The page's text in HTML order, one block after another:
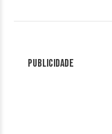
Publicidade